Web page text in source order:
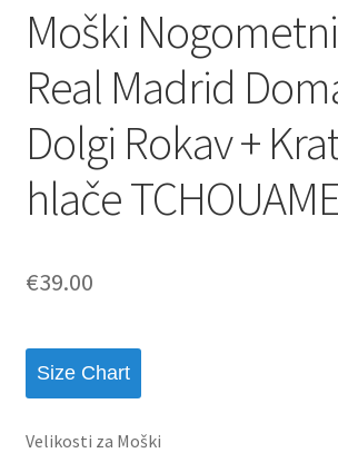
Moški
Real Madrid
Dolgi Rokav +
hlače
€39.00
Size Chart
Velikosti za Moški